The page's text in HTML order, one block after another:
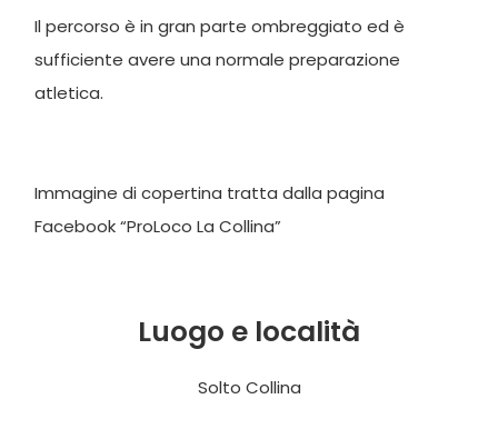
Il percorso è in gran parte ombreggiato ed è
sufficiente avere una normale preparazione
atletica.
Immagine di copertina tratta dalla pagina
Facebook “ProLoco La Collina”
Luogo e località
Solto Collina